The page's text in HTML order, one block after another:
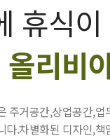
휴식
올리비
주거공간,상업공간,
다.차별화된 디자인,